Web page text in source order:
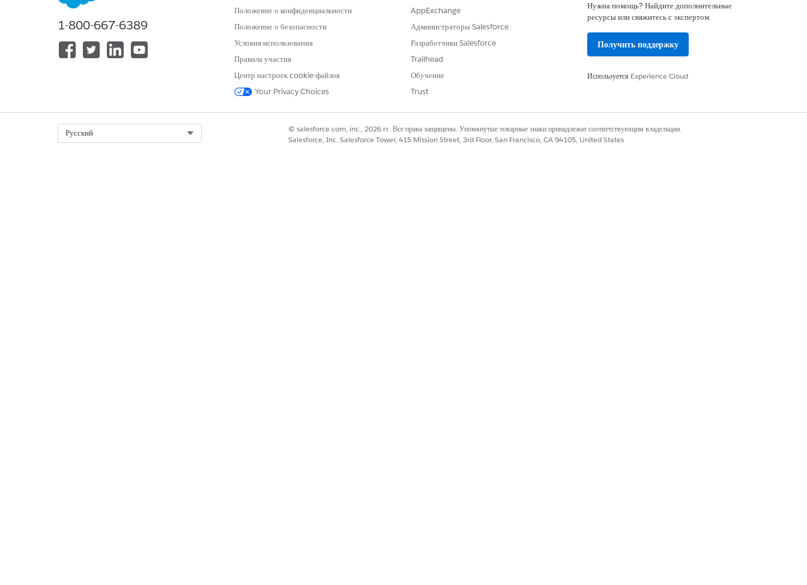
тарифы и расписания поправок. Чтобы поддерживать эффективный жизненный цикл, отдельные индикаторы отслеживают ход
выполнения фоновой задачи в реальном времени и проверяют действительность транзакции для перехода на следующий этап.
Клонирование смет и заказов
Дублирование смет или заказов вместе со связанными позициями строки и группами для экономии времени и обеспечения согласованности
данных. Клонирование уменьшает ошибки ввода вручную, создавая точную черновую копию исходной записи, не меняя оригинал.
Применение поправок заголовка к сметам и заказам
автоматически распределяет эти скидки поровну или пропорционально между элементами строки на основе выбранного метода распространения.
Каскадная цена отображает определенную скидку, примененную к каждой позиции строки для обеспечения прозрачности ценообразования.
Создание сметы или заказа на основе контракта
1-800-667-6389
Положение о конфиденциальности
Положение о безопасности
Условия использования
Правила участия
Центр настроек cookie-файлов
Your Privacy Choices
AppExchange
Администраторы Salesforce
Разработчики Salesforce
Trailhead
Обучение
Trust
Нужна помощь? Найдите дополнительные
ресурсы или свяжитесь с экспертом.
Получить поддержку
Используется Experience Cloud
Русский
© salesforce.com, inc., 2026 гг. Все права защищены. Упомянутые товарные знаки принадлежат соответствующим владельцам.
Salesforce, Inc. Salesforce Tower, 415 Mission Street, 3rd Floor, San Francisco, CA 94105, United States